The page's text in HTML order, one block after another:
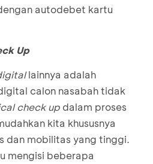
autodebet kartu
Up
lainnya adalah
calon nasabah tidak
check up dalam proses
kita khususnya
dan mobilitas yang tinggi.
mengisi beberapa